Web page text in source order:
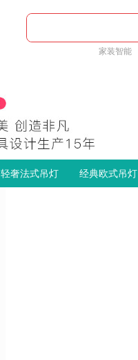
家装智能
轻奢法式吊灯 经典欧式吊灯